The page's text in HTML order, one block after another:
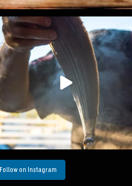
Ryba na grilu je opravdu rychlá, a stejně tak
Follow on Instagram